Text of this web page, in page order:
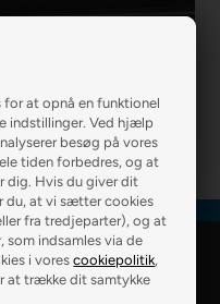
at opnå en funktionel
indstillinger. Ved hjælp
besøg på vores
tiden forbedres, og at
dig. Hvis du giver dit
du, at vi sætter cookies
fra tredjeparter), og at
som indsamles via de
i vorescookiepolitik,
at trække dit samtykke